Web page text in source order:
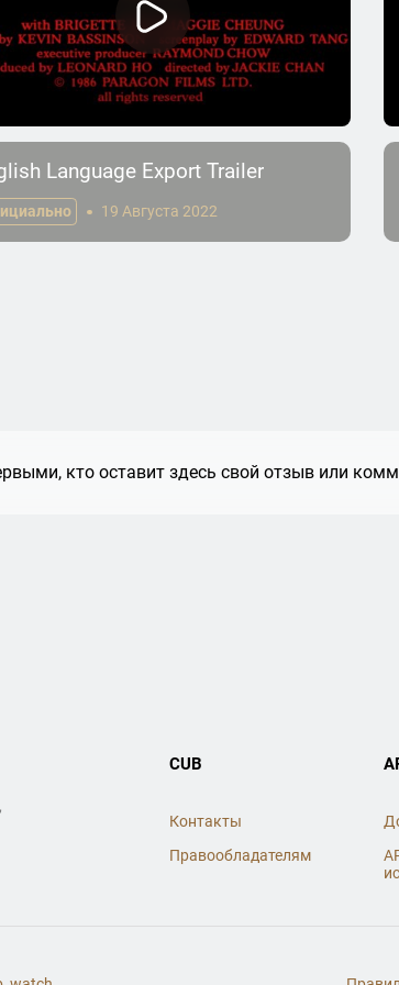
Language Export Trailer
19 Августа 2022
кто оставит здесь свой отзыв или
CUB
Контакты
Правообладателям